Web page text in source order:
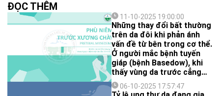
ĐỌC THÊM
11-10-2025 19:00:00
Những thay đổi bất thường
trên da đôi khi phản ánh
vấn đề từ bên trong cơ thể.
Ở người mắc bệnh tuyến
giáp (bệnh Basedow), khi
thấy vùng da trước cẳng
chân sưng cứng và sần như
vỏ cam, đó có thể là dấu
06-10-2025 17:57:47